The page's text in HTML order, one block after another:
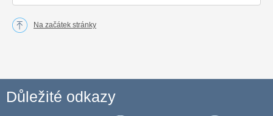
Na začátek stránky
Důležité odkazy